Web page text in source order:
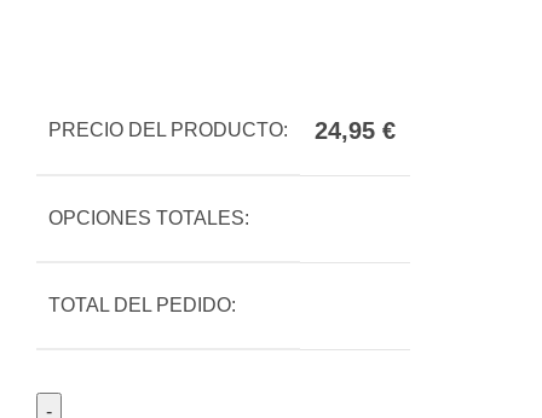
PRECIO DEL PRODUCTO: 24,95 €
OPCIONES TOTALES:
TOTAL DEL PEDIDO: